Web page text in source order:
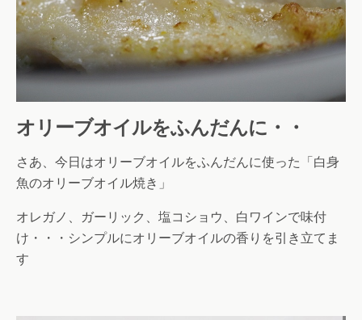
オリーブオイルをふんだんに・・
さあ、今日はオリーブオイルをふんだんに使った「白身
魚のオリーブオイル焼き」
オレガノ、ガーリック、塩コショウ、白ワインで味付
け・・・シンプルにオリーブオイルの香りを引き立てま
す